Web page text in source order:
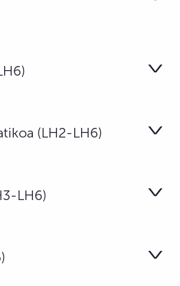
(LH2-LH6)
LH6)